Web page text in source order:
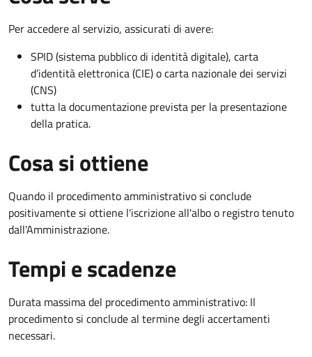
Per accedere al servizio, assicurati di avere:
SPID (sistema pubblico di identità digitale), carta
d’identità elettronica (CIE) o carta nazionale dei servizi
(CNS)
tutta la documentazione prevista per la presentazione
della pratica.
Cosa si ottiene
Quando il procedimento amministrativo si conclude
positivamente si ottiene l'iscrizione all'albo o registro tenuto
dall'Amministrazione.
Tempi e scadenze
Durata massima del procedimento amministrativo: Il
procedimento si conclude al termine degli accertamenti
necessari.